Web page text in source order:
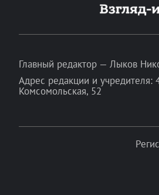
Главный редактор — Лыков
Адрес редакции и учредителя:
Комсомольская, 52